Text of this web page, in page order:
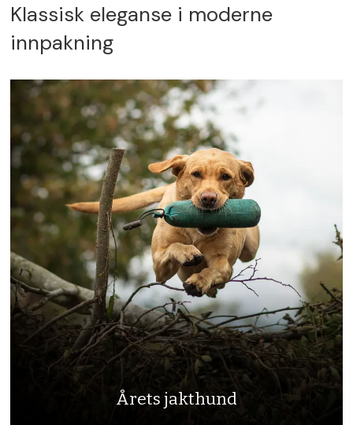
Klassisk eleganse i moderne
innpakning
Årets jakthund